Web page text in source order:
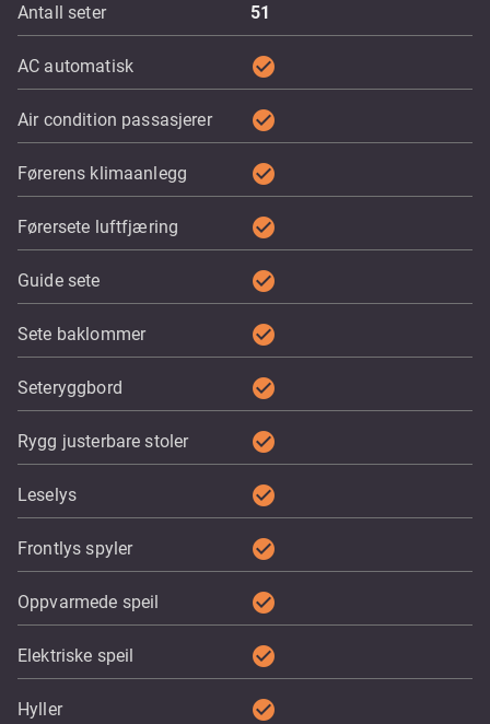
Antall seter 51
AC automatisk check_circle
Air condition passasjerer check_circle
Førerens klimaanlegg check_circle
Førersete luftfjæring check_circle
Guide sete check_circle
Sete baklommer check_circle
Seteryggbord check_circle
Rygg justerbare stoler check_circle
Leselys check_circle
Frontlys spyler check_circle
Oppvarmede speil check_circle
Elektriske speil check_circle
Hyller check_circle